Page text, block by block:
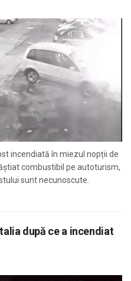
incendiată în miezul nopții de
combustibil pe autoturism,
sunt necunoscute.
după ce a incendiat